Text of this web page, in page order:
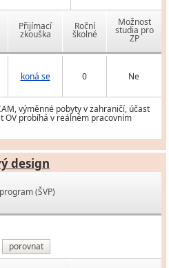
Přijímací
zkouška
Roční
školné
Možnost
studia pro
ZP
koná se 0 Ne
výměnné pobyty v zahraničí, účast
OV probíhá v reálném pracovním
design
(ŠVP)
porovnat